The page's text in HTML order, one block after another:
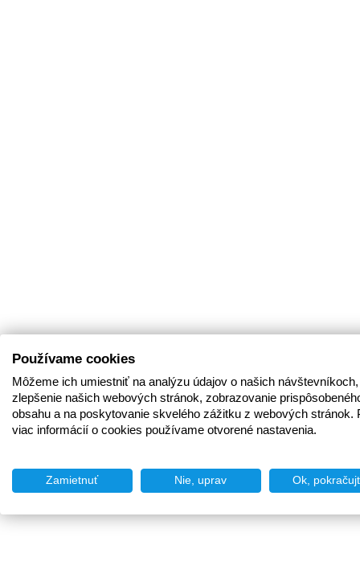
Používame cookies
Môžeme ich umiestniť na analýzu údajov o našich
zlepšenie našich webových stránok, zobrazovanie
obsahu a na poskytovanie skvelého zážitku z webových stránok.
viac informácií o cookies používame otvorené nastavenia.
Zamietnuť Nie, uprav Ok,